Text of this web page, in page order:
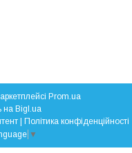
Prom.ua
на Bigl.ua
Політика конфіденційності
▼